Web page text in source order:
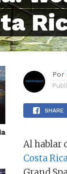
Por
SHARE
Al hablar
Costa